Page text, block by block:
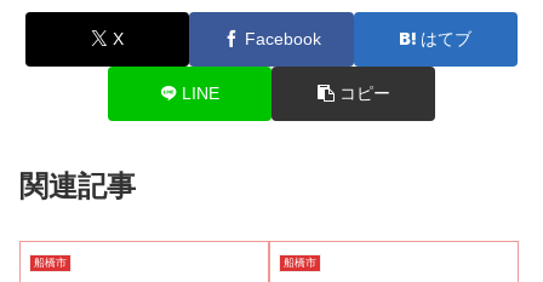
X Facebook はてブ
LINE コピー
関連記事
船橋市 船橋市